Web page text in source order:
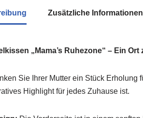
Zusätzliche Informationen
„Mama’s Ruhezone“ – Ein
Sie Ihrer Mutter ein Stück
Highlight für jedes Zuhause ist.